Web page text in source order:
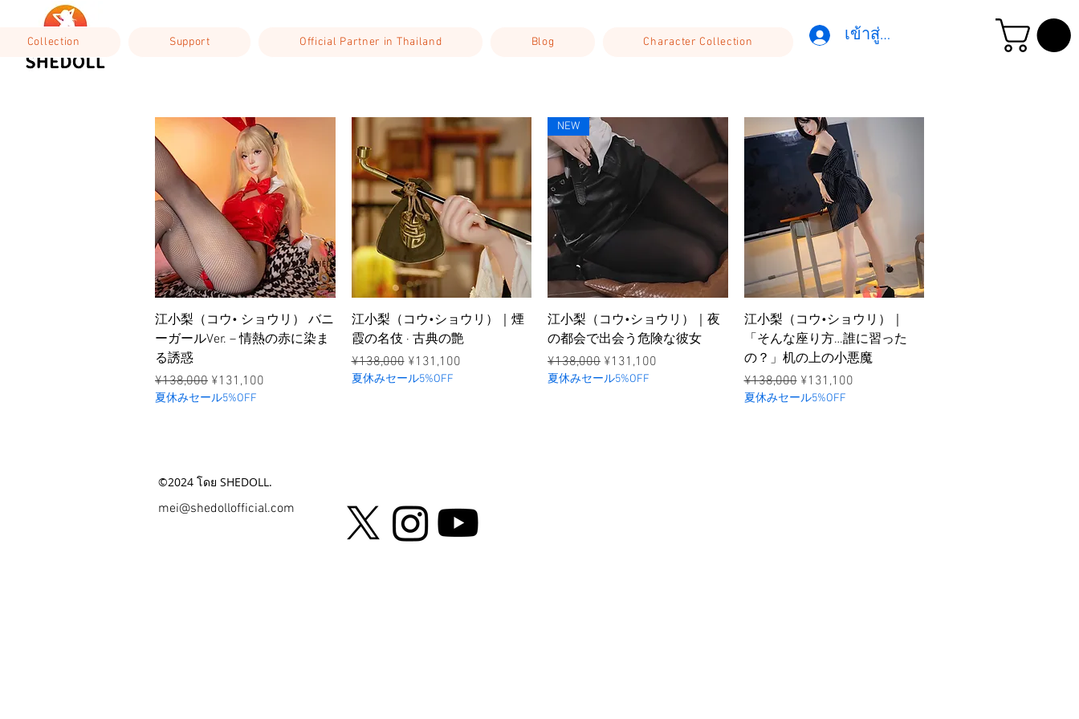
Collection Support Official Partner in Thailand Blog Character Collection เข้าสู่ระบบ
ดูข้อมูลด่วน
江小梨（コウ• ショウリ） バニ
ーガールVer. – 情熱の赤に染ま
る誘惑
ราคาปกติ
¥138,000 ราคาขายลด
¥131,100
夏休みセール5%OFF
ดูข้อมูลด่วน
江小梨（コウ•ショウリ）｜煙
霞の名伎 · 古典の艶
ราคาปกติ
¥138,000 ราคาขายลด
¥131,100
夏休みセール5%OFF
ดูข้อมูลด่วน
NEW
江小梨（コウ•ショウリ）｜夜
の都会で出会う危険な彼女
ราคาปกติ
¥138,000 ราคาขายลด
¥131,100
夏休みセール5%OFF
ดูข้อมูลด่วน
江小梨（コウ•ショウリ）｜
「そんな座り方…誰に習った
の？」机の上の小悪魔
ราคาปกติ
¥138,000 ราคาขายลด
¥131,100
夏休みセール5%OFF
©2024 โดย SHEDOLL.
mei@shedollofficial.com